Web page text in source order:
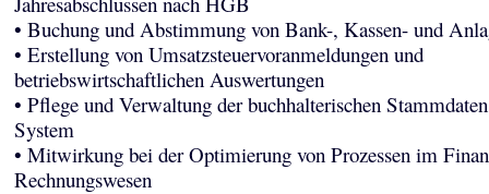
• Buchung und Abstimmung von Bank-, Kassen- und
• Erstellung von Umsatzsteuervoranmeldungen und
betriebswirtschaftlichen Auswertungen
• Pflege und Verwaltung der buchhalterischen
System
• Mitwirkung bei der Optimierung von Prozessen im
Rechnungswesen